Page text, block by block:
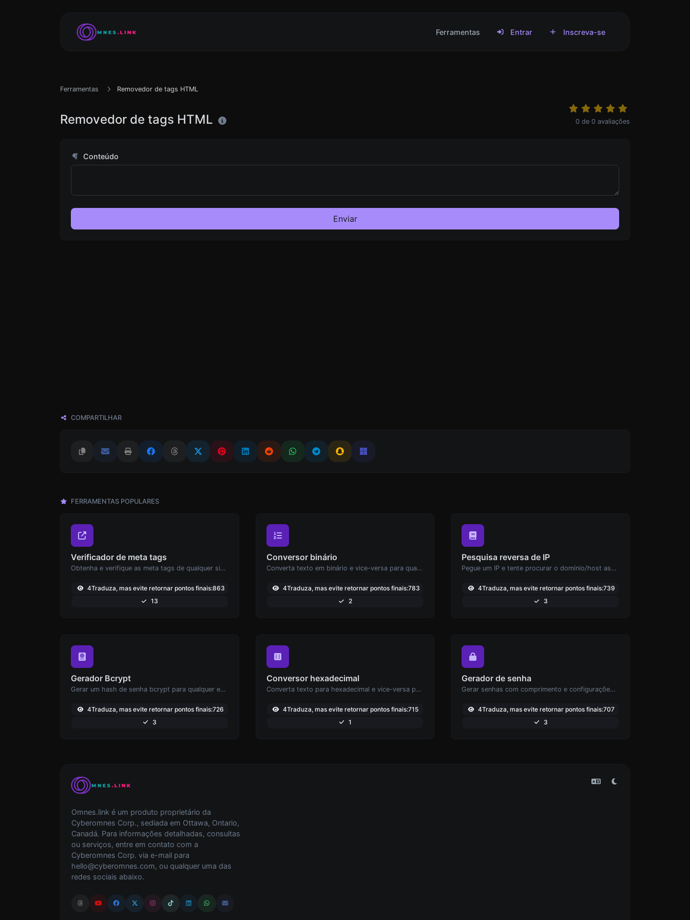
Ferramentas Entrar Inscreva-se
Ferramentas Removedor de tags HTML
Removedor de tags HTML 0 de 0 avaliações
Conteúdo
Enviar
COMPARTILHAR
FERRAMENTAS POPULARES
Verificador de meta tags
Obtenha e verifique as meta tags de qualquer site.
4Traduza, mas evite retornar pontos finais:863
13
Conversor binário
Converta texto em binário e vice-versa para qualquer entrada de string.
4Traduza, mas evite retornar pontos finais:783
2
Pesquisa reversa de IP
Pegue um IP e tente procurar o domínio/host associado a ele.
4Traduza, mas evite retornar pontos finais:739
3
Gerador Bcrypt
Gerar um hash de senha bcrypt para qualquer entrada de string.
4Traduza, mas evite retornar pontos finais:726
3
Conversor hexadecimal
Converta texto para hexadecimal e vice-versa para qualquer entrada de string.
4Traduza, mas evite retornar pontos finais:715
1
Gerador de senha
Gerar senhas com comprimento e configurações personalizadas.
4Traduza, mas evite retornar pontos finais:707
3
Omnes.link é um produto proprietário da
Cyberomnes Corp., sediada em Ottawa, Ontario,
Canadá. Para informações detalhadas, consultas
ou serviços, entre em contato com a
Cyberomnes Corp. via e-mail para
hello@cyberomnes.com, ou qualquer uma das
redes sociais abaixo.